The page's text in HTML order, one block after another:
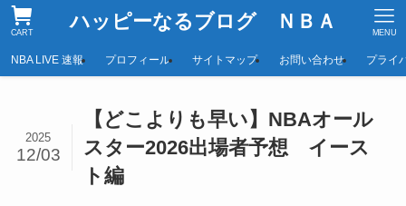
ハッピーなるブログ ＮＢＡ
CART MENU
NBA LIVE 速報 プロフィール サイトマップ お問い合わせ プライ
【どこよりも早い】NBAオール
スター2026出場者予想 イース
ト編
2025
12/03